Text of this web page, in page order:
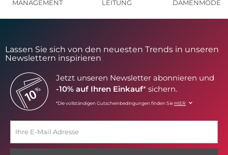
MANAGEMENT
LEITUNG
DAMENMODE
Lassen Sie sich von den neuesten Trends in unseren
Newslettern inspirieren
Jetzt unseren Newsletter abonnieren und
-10% auf Ihren Einkauf* sichern.
*Die vollständigen Gutscheinbedingungen finden Sie HIER